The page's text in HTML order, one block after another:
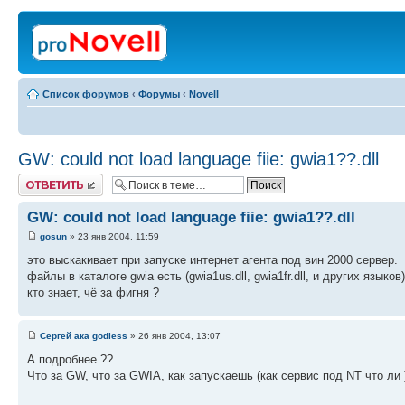
Список форумов ‹ Форумы ‹ Novell
GW: could not load language fiie: gwia1??.dll
Ответить
GW: could not load language fiie: gwia1??.dll
gosun » 23 янв 2004, 11:59
это выскакивает при запуске интернет агента под вин 2000 сервер.
файлы в каталоге gwia есть (gwia1us.dll, gwia1fr.dll, и других языков)
кто знает, чё за фигня ?
Сергей ака godless » 26 янв 2004, 13:07
А подробнее ??
Что за GW, что за GWIA, как запускаешь (как сервис под NT что ли